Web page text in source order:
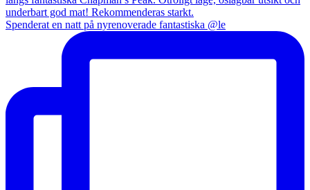
Spenderat en natt på nyrenoverade fantastiska @le